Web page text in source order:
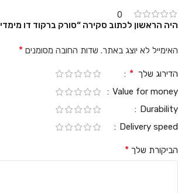
0
היה הראשון לכתוב סקירה “סורק ברקוד דו מימדי QPOS QBR-120 2D”
האימייל לא יוצג באתר. שדות החובה מסומנים *
הדירוג שלך *
Value for money
Durability
Delivery speed
הביקורת שלך *